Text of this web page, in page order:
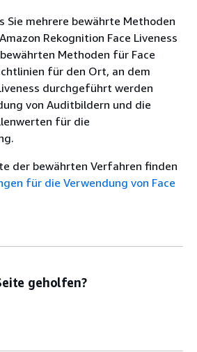
Sie mehrere bewährte Methoden
Rekognition Face Liveness
Methoden für Face
für den Ort, an dem
durchgeführt werden
von Auditbildern und die
für die
der bewährten Verfahren finden
für die Verwendung von Face
geholfen?